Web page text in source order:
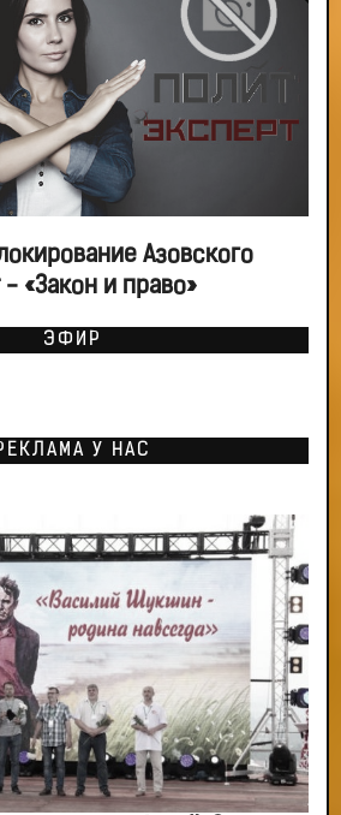
Азовского
«Закон и право»
ЭФИР
У НАС